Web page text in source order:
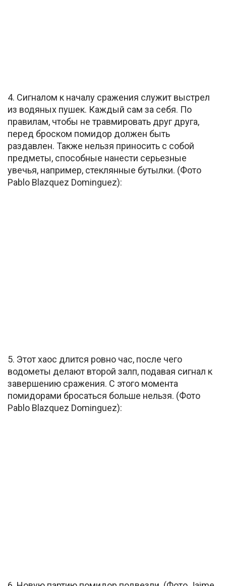
4. Сигналом к началу сражения служит выстрел
из водяных пушек. Каждый сам за себя. По
правилам, чтобы не травмировать друг друга,
перед броском помидор должен быть
раздавлен. Также нельзя приносить с собой
предметы, способные нанести серьезные
увечья, например, стеклянные бутылки. (Фото
Pablo Blazquez Dominguez):
5. Этот хаос длится ровно час, после чего
водометы делают второй залп, подавая сигнал к
завершению сражения. С этого момента
помидорами бросаться больше нельзя. (Фото
Pablo Blazquez Dominguez):